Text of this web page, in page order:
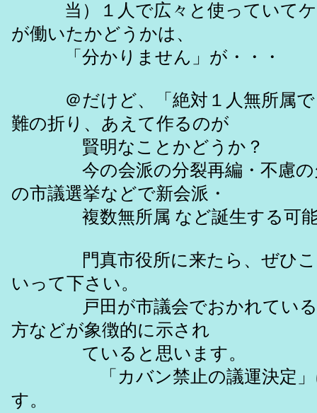
当）１人で広々と使っていてケ
が働いたかどうかは、
「分かりません」が・・・
＠だけど、「絶対１人無所属で
難の折り、あえて作るのが
賢明なことかどうか？
今の会派の分裂再編・不慮の欠
の市議選挙などで新会派・
複数無所属 など誕生する可能
門真市役所に来たら、ぜひこ
いって下さい。
戸田が市議会でおかれている位
方などが象徴的に示され
ていると思います。
「カバン禁止の議運決定」に
す。